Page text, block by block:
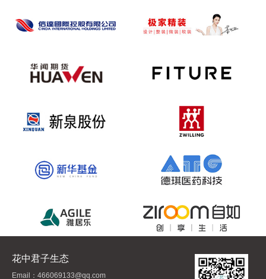
花中君子生态
Email：466069133@qq.com